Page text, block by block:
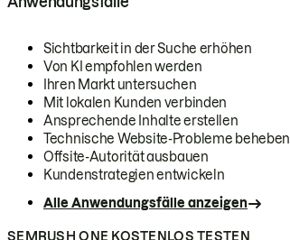
Sichtbarkeit in der Suche erhöhen
Von KI empfohlen werden
Ihren Markt untersuchen
Mit lokalen Kunden verbinden
Ansprechende Inhalte erstellen
Technische Website-Probleme beheben
Offsite-Autorität ausbauen
Kundenstrategien entwickeln
Alle Anwendungsfälle anzeigen
SEMRUSH ONE KOSTENLOS TESTEN